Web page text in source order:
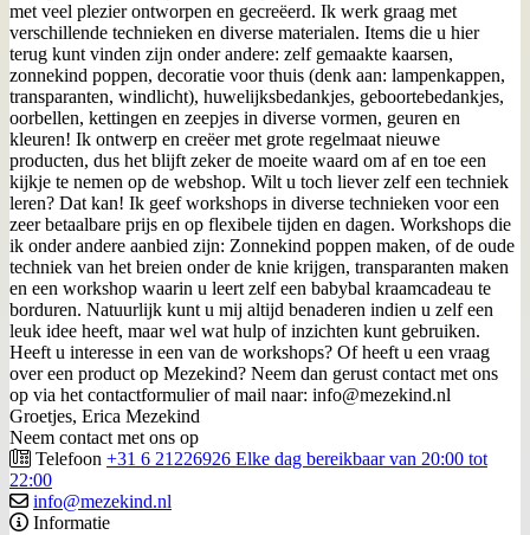
met veel plezier ontworpen en gecreëerd. Ik werk graag met
verschillende technieken en diverse materialen. Items die u hier
terug kunt vinden zijn onder andere: zelf gemaakte kaarsen,
zonnekind poppen, decoratie voor thuis (denk aan: lampenkappen,
transparanten, windlicht), huwelijksbedankjes, geboortebedankjes,
oorbellen, kettingen en zeepjes in diverse vormen, geuren en
kleuren! Ik ontwerp en creëer met grote regelmaat nieuwe
producten, dus het blijft zeker de moeite waard om af en toe een
kijkje te nemen op de webshop. Wilt u toch liever zelf een techniek
leren? Dat kan! Ik geef workshops in diverse technieken voor een
zeer betaalbare prijs en op flexibele tijden en dagen. Workshops die
ik onder andere aanbied zijn: Zonnekind poppen maken, of de oude
techniek van het breien onder de knie krijgen, transparanten maken
en een workshop waarin u leert zelf een babybal kraamcadeau te
borduren. Natuurlijk kunt u mij altijd benaderen indien u zelf een
leuk idee heeft, maar wel wat hulp of inzichten kunt gebruiken.
Heeft u interesse in een van de workshops? Of heeft u een vraag
over een product op Mezekind? Neem dan gerust contact met ons
op via het contactformulier of mail naar: info@mezekind.nl
Groetjes, Erica Mezekind
Neem contact met ons op
Telefoon +31 6 21226926 Elke dag bereikbaar van 20:00 tot
22:00
info@mezekind.nl
Informatie